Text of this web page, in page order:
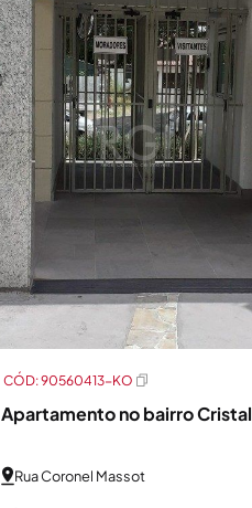
Apartamento no bairro Cristal
Rua Coronel Massot
CÓD: 90560413-KO